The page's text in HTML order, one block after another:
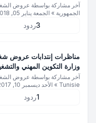
آخر مشاركة بواسطة عروض
الجمهورية » الجمعة يناير 05, 2018 12:52 pm
3ردود
وزارة التكوين المهني
آخر مشاركة بواسطة
Tunisie
» الأحد ديسمبر 10, 2017 9:39 pm
1ردود